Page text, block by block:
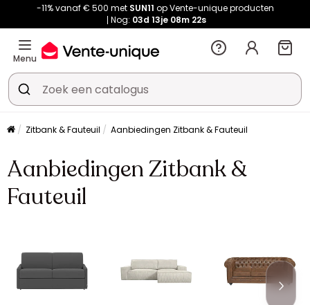
-11% vanaf € 500 met SUN11 op Vente-unique producten
Nog: 03d 13je 08m 21s
Menu
Zitbank & Fauteuil Aanbiedingen Zitbank & Fauteuil
Aanbiedingen Zitbank &
Fauteuil